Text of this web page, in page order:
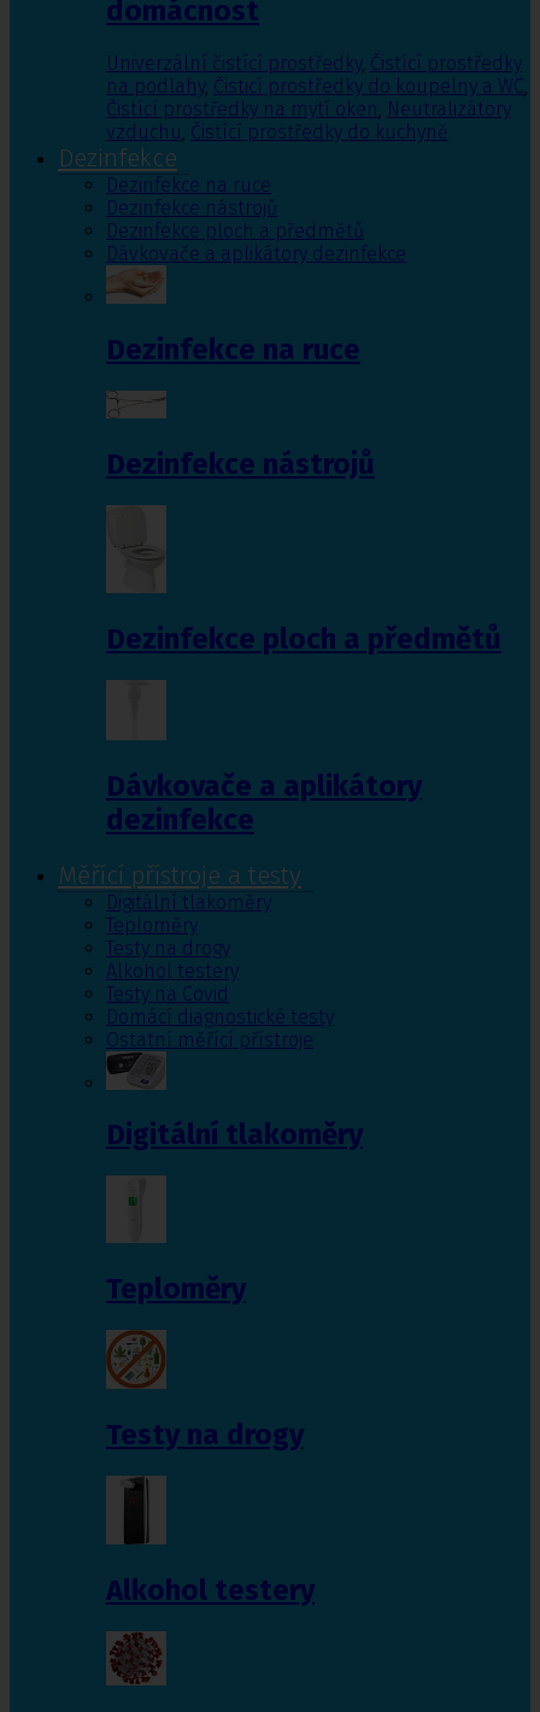
domácnost
Univerzální čistící prostředky, Čistící prostředky
na podlahy, Čisticí prostředky do koupelny a WC,
Čistící prostředky na mytí oken, Neutralizátory
vzduchu, Čistící prostředky do kuchyně
Dezinfekce
Dezinfekce na ruce
Dezinfekce nástrojů
Dezinfekce ploch a předmětů
Dávkovače a aplikátory dezinfekce
Dezinfekce na ruce
Dezinfekce nástrojů
Dezinfekce ploch a předmětů
Dávkovače a aplikátory
dezinfekce
Měřící přístroje a testy
Digitální tlakoměry
Teploměry
Testy na drogy
Alkohol testery
Testy na Covid
Domácí diagnostické testy
Ostatní měřící přístroje
Digitální tlakoměry
Teploměry
Testy na drogy
Alkohol testery